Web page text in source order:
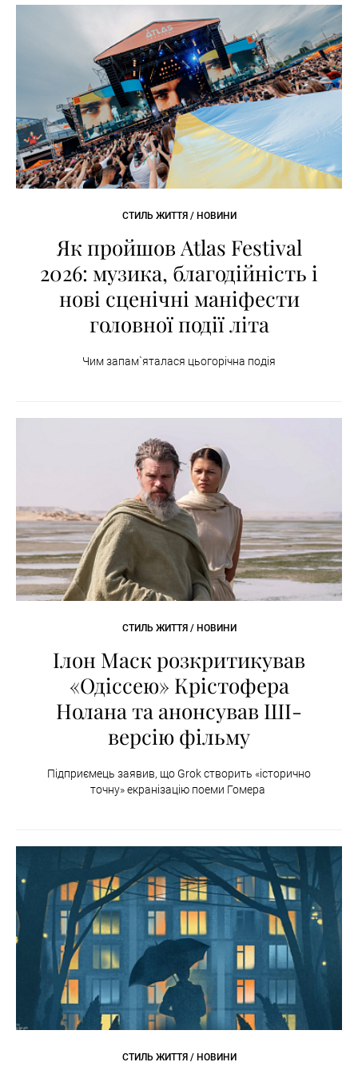
СТИЛЬ ЖИТТЯ / НОВИНИ
Як пройшов Atlas Festival
2026: музика, благодійність і
нові сценічні маніфести
головної події літа
Чим запам`яталася цьогорічна подія
СТИЛЬ ЖИТТЯ / НОВИНИ
Ілон Маск розкритикував
«Одіссею» Крістофера
Нолана та анонсував ШІ-
версію фільму
Підприємець заявив, що Grok створить «історично
точну» екранізацію поеми Гомера
СТИЛЬ ЖИТТЯ / НОВИНИ